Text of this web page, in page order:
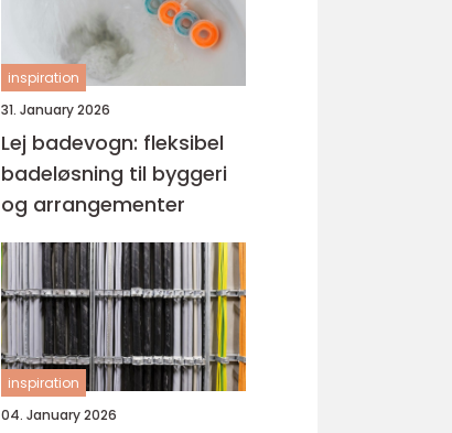
inspiration
31. January 2026
Lej badevogn: fleksibel
badeløsning til byggeri
og arrangementer
inspiration
04. January 2026